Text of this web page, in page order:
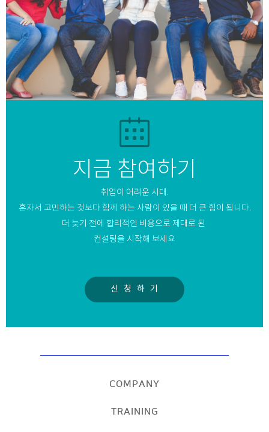
지금 참여하기
취업이 어려운 시대.
혼자서 고민하는 것보다 함께 하는 사람이 있을 때 더 큰 힘이 됩니다.
더 늦기 전에 합리적인 비용으로 제대로 된
컨설팅을 시작해 보세요
신 청 하 기
COMPANY
TRAINING